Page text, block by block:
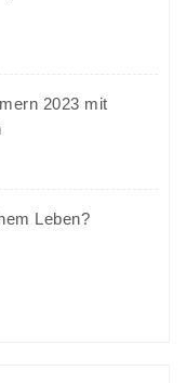
2023 mit
Leben?